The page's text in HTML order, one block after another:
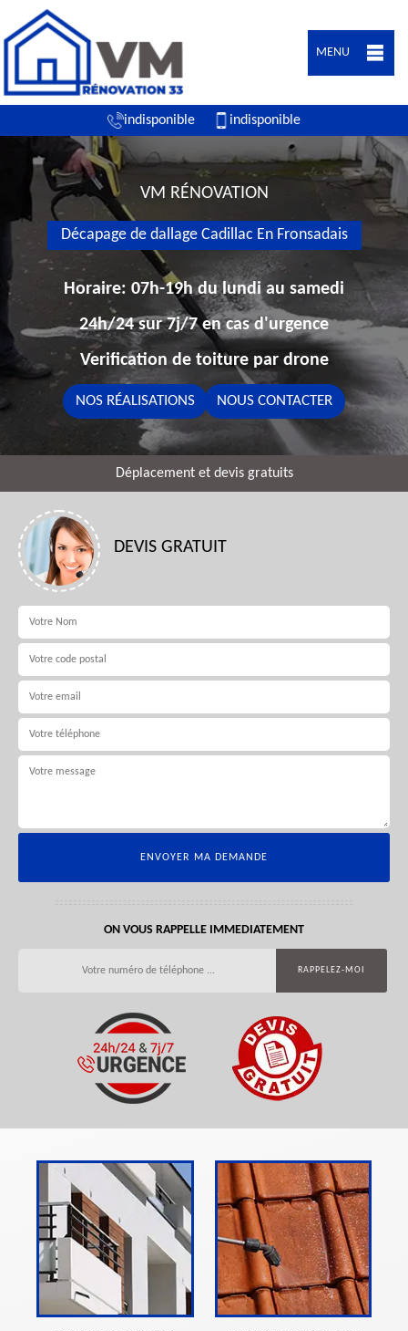
MENU
indisponible indisponible
VM RÉNOVATION
Décapage de dallage Cadillac En Fronsadais
Horaire: 07h-19h du lundi au samedi
24h/24 sur 7j/7 en cas d'urgence
Verification de toiture par drone
NOS RÉALISATIONS NOUS CONTACTER
Déplacement et devis gratuits
DEVIS GRATUIT
ON VOUS RAPPELLE IMMEDIATEMENT